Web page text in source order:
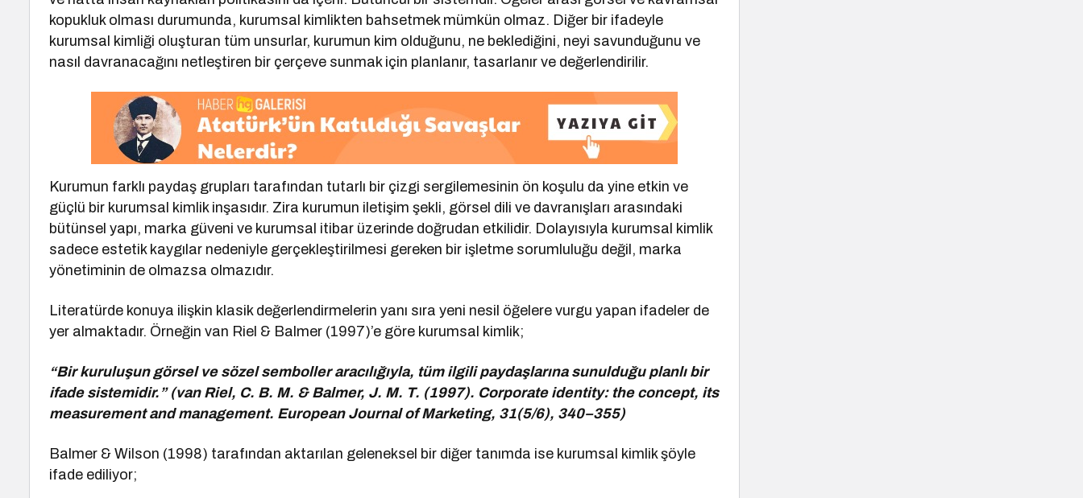
kopukluk olması durumunda, kurumsal kimlikten bahsetmek mümkün olmaz. Diğer bir ifadeyle
kurumsal kimliği oluşturan tüm unsurlar, kurumun kim olduğunu, ne beklediğini, neyi savunduğunu ve
nasıl davranacağını netleştiren bir çerçeve sunmak için planlanır, tasarlanır ve değerlendirilir.
Kurumun farklı paydaş grupları tarafından tutarlı bir çizgi sergilemesinin ön koşulu da yine etkin ve
güçlü bir kurumsal kimlik inşasıdır. Zira kurumun iletişim şekli, görsel dili ve davranışları arasındaki
bütünsel yapı, marka güveni ve kurumsal itibar üzerinde doğrudan etkilidir. Dolayısıyla kurumsal kimlik
sadece estetik kaygılar nedeniyle gerçekleştirilmesi gereken bir işletme sorumluluğu değil, marka
yönetiminin de olmazsa olmazıdır.
Literatürde konuya ilişkin klasik değerlendirmelerin yanı sıra yeni nesil öğelere vurgu yapan ifadeler de
yer almaktadır. Örneğin van Riel & Balmer (1997)’e göre kurumsal kimlik;
“Bir kuruluşun görsel ve sözel semboller aracılığıyla, tüm ilgili paydaşlarına sunulduğu planlı bir
ifade sistemidir.” (van Riel, C. B. M. & Balmer, J. M. T. (1997). Corporate identity: the concept, its
measurement and management. European Journal of Marketing, 31(5/6), 340–355)
Balmer & Wilson (1998) tarafından aktarılan geleneksel bir diğer tanımda ise kurumsal kimlik şöyle
ifade ediliyor;